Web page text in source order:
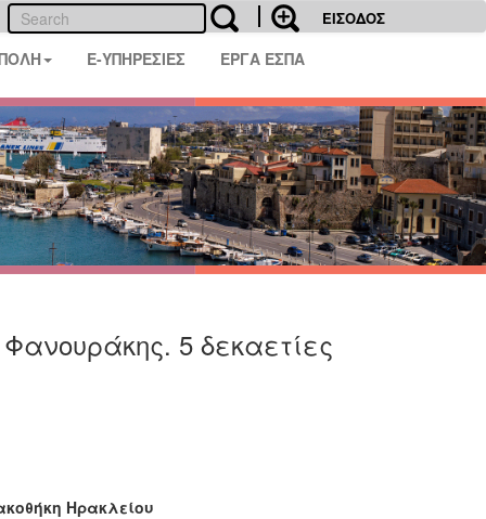
ΕΙΣΟΔΟΣ
E-ΥΠΗΡΕΣΙΕΣ ΕΡΓΑ ΕΣΠΑ
5 δεκαετίες
Ηρακλείου